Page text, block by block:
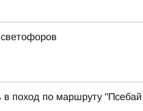
в поход по маршруту